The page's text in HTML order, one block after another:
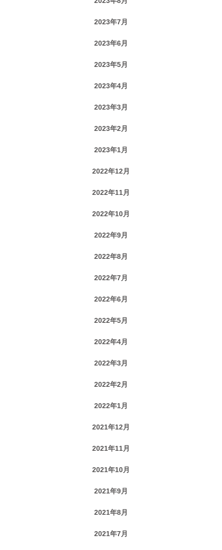
2023年7月
2023年6月
2023年5月
2023年4月
2023年3月
2023年2月
2023年1月
2022年12月
2022年11月
2022年10月
2022年9月
2022年8月
2022年7月
2022年6月
2022年5月
2022年4月
2022年3月
2022年2月
2022年1月
2021年12月
2021年11月
2021年10月
2021年9月
2021年8月
2021年7月